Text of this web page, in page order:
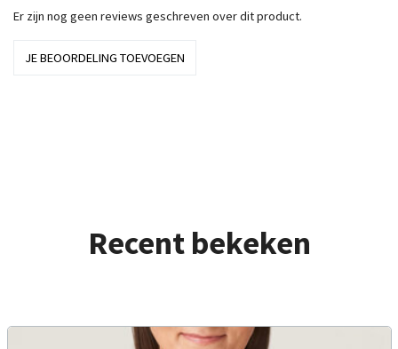
Er zijn nog geen reviews geschreven over dit product.
JE BEOORDELING TOEVOEGEN
Recent bekeken